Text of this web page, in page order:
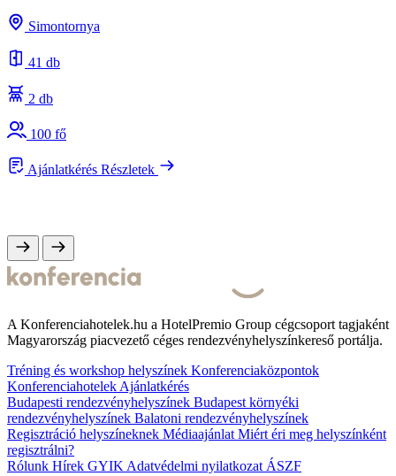
Simontornya
41 db
2 db
100 fő
Ajánlatkérés Részletek
A Konferenciahotelek.hu a HotelPremio Group cégcsoport tagjaként
Magyarország piacvezető céges rendezvényhelyszínkereső portálja.
Tréning és workshop helyszínek Konferenciaközpontok
Konferenciahotelek Ajánlatkérés
Budapesti rendezvényhelyszínek Budapest környéki
rendezvényhelyszínek Balatoni rendezvényhelyszínek
Regisztráció helyszíneknek Médiaajánlat Miért éri meg helyszínként
regisztrálni?
Rólunk Hírek GYIK Adatvédelmi nyilatkozat ÁSZF